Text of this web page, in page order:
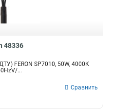
48336
FERON SP7010, 50W, 4000К
...
Сравнить